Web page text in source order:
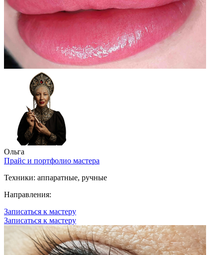
Ольга
Прайс и портфолио мастера
Техники: аппаратные, ручные
Направления:
Записаться к мастеру
Записаться к мастеру